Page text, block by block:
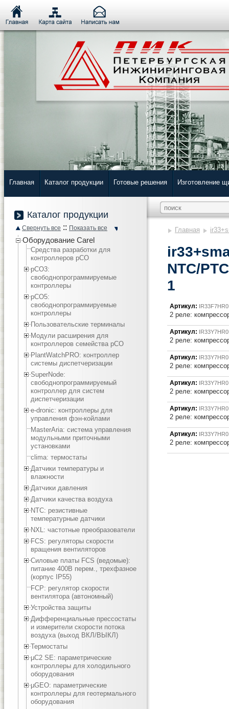
Главная Каталог продукции Готовые решения Изготовление
Каталог продукции
Свернуть все :: Показать все
Оборудование Carel
Средства разработки для
контроллеров pCO
pCO3:
cвободнопрограммируемые
контроллеры
pCO5:
cвободнопрограммируемые
контроллеры
Пользовательские терминалы
Модули расширения для
контроллеров семейства pCO
PlantWatchPRO: контроллер
системы диспетчеризации
SuperNode:
свободнопрограммируемый
контроллер для систем
диспетчеризации
e-dronic: контроллеры для
управления фэн-койлами
MasterAria: система управления
модульными приточными
установками
clima: термостаты
Датчики температуры и
влажности
Датчики давления
Датчики качества воздуха
NTC: резистивные
температурные датчики
NXL: частотные преобразователи
FCS: регуляторы скорости
вращения вентиляторов
Силовые платы FCS (ведомые):
питание 400В перем., трехфазное
(корпус IP55)
FCP: регулятор скорости
вентилятора (автономный)
Устройства защиты
Дифференциальные прессостаты
и измерители скорости потока
воздуха (выход ВКЛ/ВЫКЛ)
Термостаты
µC2 SE: параметрические
контроллеры для холодильного
оборудования
µGEO: параметрические
контроллеры для геотермального
оборудования
Главная
NTC/
1
Артикул:
2 реле:
Артикул:
2 реле:
Артикул:
2 реле:
Артикул:
2 реле:
Артикул:
2 реле:
Артикул:
2 реле: